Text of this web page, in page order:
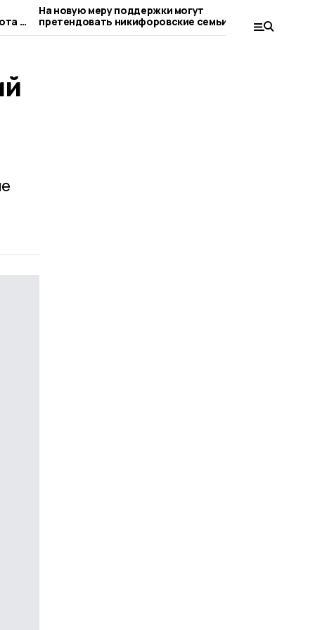
в
На новую меру поддержки могут
претендовать никифоровские семьи с
детьми